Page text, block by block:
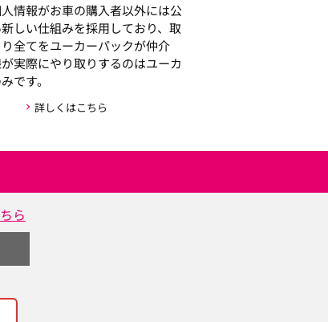
情報がお車の購入者以外には公
しい仕組みを採用しており、取
全てをユーカーパックが仲介
実際にやり取りするのはユーカ
です。
詳しくはこちら
ら